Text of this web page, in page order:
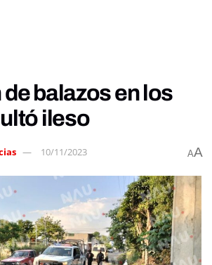
balazos en los
ileso
10/11/2023 AA